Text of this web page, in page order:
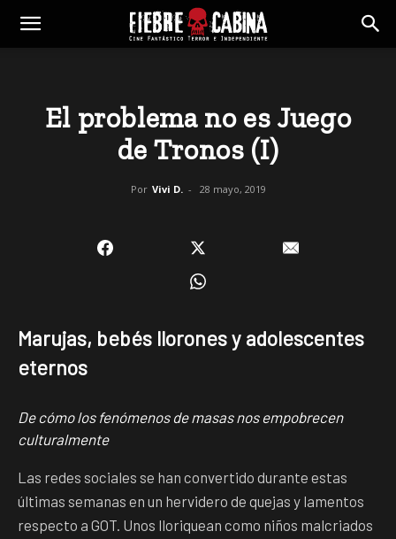
El problema no es Juego
de Tronos (I)
Por Vivi D. - 28 mayo, 2019
Marujas, bebés llorones y adolescentes
eternos
De cómo los fenómenos de masas nos empobrecen
culturalmente
Las redes sociales se han convertido durante estas
últimas semanas en un hervidero de quejas y lamentos
respecto a GOT. Unos lloriquean como niños malcriados